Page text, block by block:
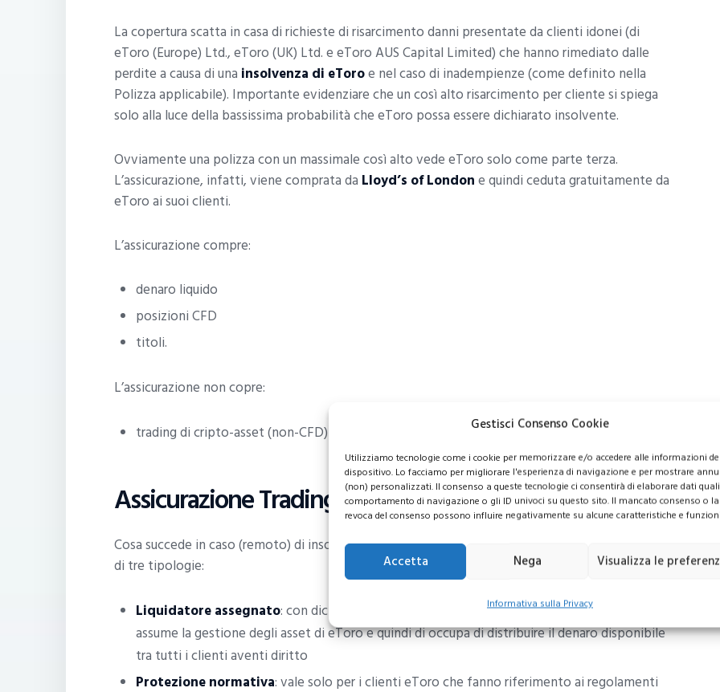
Gestisci Consenso Cookie
Utilizziamo tecnologie come i cookie per memorizzare e/o accedere alle informazioni
dispositivo. Lo facciamo per migliorare l'esperienza di navigazione e per mostrare
(non) personalizzati. Il consenso a queste tecnologie ci consentirà di elaborare dati
comportamento di navigazione o gli ID univoci su questo sito. Il mancato consenso o la
revoca del consenso possono influire negativamente su alcune caratteristiche e
Accetta Nega Visualizza le
Informativa sulla Privacy
La copertura scatta in casa di richieste di risarcimento danni presentate da clienti idonei (di
eToro (Europe) Ltd., eToro (UK) Ltd. e eToro AUS Capital Limited) che hanno rimediato dalle
perdite a causa di una insolvenza di eToroe nel caso di inadempienze (come definito nella
Polizza applicabile). Importante evidenziare che un così alto risarcimento per cliente si spiega
solo alla luce della bassissima probabilità che eToro possa essere dichiarato insolvente.
Ovviamente una polizza con un massimale così alto vede eToro solo come parte terza.
L’assicurazione, infatti, viene comprata da Lloyd’s of Londone quindi ceduta gratuitamente da
eToro ai suoi clienti.
L’assicurazione compre:
denaro liquido
posizioni CFD
titoli.
L’assicurazione non copre:
trading di cripto-asset (non-CFD)
Assicurazione Trading eToro: i livelli di protezione
Cosa succede in caso (remoto) di insolvenza di eToro? I livelli di protezione che si attivano sono
di tre tipologie:
Liquidatore assegnato: con dichiarazione di insolvenza del broker, il liquidatore assegnato
assume la gestione degli asset di eToro e quindi di occupa di distribuire il denaro disponibile
tra tutti i clienti aventi diritto
Protezione normativa: vale solo per i clienti eToro che fanno riferimento ai regolamenti